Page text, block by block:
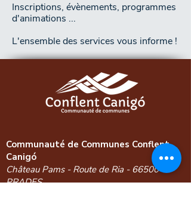
Inscriptions, évènements, programmes
d'animations ...
L'ensemble des services vous informe !
Communauté de Communes Conflent
Canigó
Château Pams - Route de Ria - 66500
PRADES